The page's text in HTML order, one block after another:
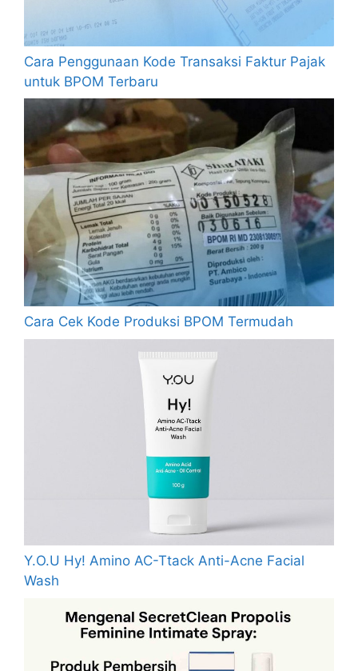
Cara Penggunaan Kode Transaksi Faktur Pajak
untuk BPOM Terbaru
Cara Cek Kode Produksi BPOM Termudah
Y.O.U Hy! Amino AC-Ttack Anti-Acne Facial
Wash